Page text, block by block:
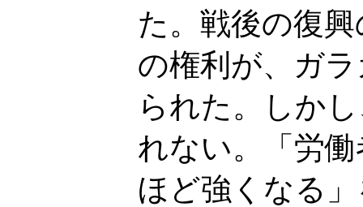
た。戦後の復
の権利が、ガ
られた。しか
れない。「労
ほど強くなる